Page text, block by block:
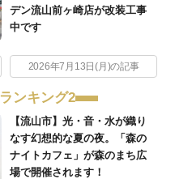
デン流山前ヶ崎店が改装工事
中です
2026年7月13日(月)の記事
ランキング2
【流山市】光・音・水が織り
なす幻想的な夏の夜。「森の
ナイトカフェ」が森のまち広
場で開催されます！